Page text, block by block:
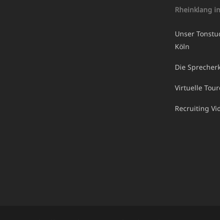
Rheinklang
Unser
Köln
Die
Virtuelle
Recruiting